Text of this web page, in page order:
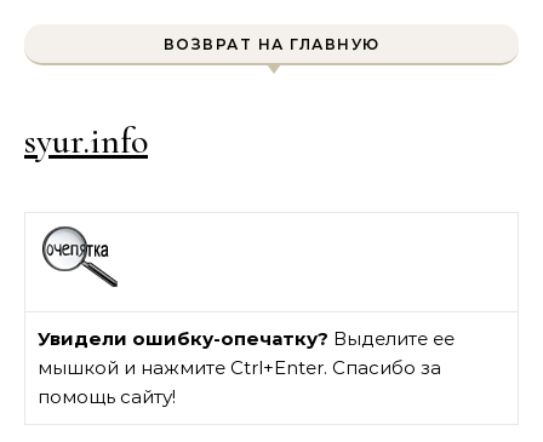
ВОЗВРАТ НА ГЛАВНУЮ
syur.info
Увидели ошибку-опечатку? Выделите ее
мышкой и нажмите Ctrl+Enter. Спасибо за
помощь сайту!